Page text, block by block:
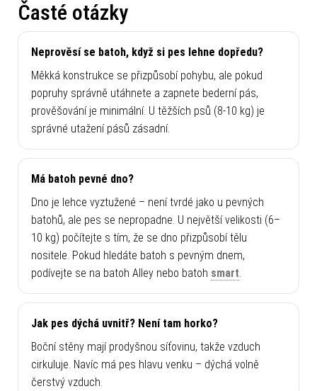
Časté otázky
Neprověsí se batoh, když si pes lehne dopředu?
Měkká konstrukce se přizpůsobí pohybu, ale pokud
popruhy správně utáhnete a zapnete bederní pás,
prověšování je minimální. U těžších psů (8-10 kg) je
správné utažení pásů zásadní.
Má batoh pevné dno?
Dno je lehce vyztužené – není tvrdé jako u pevných
batohů, ale pes se nepropadne. U největší velikosti (6–
10 kg) počítejte s tím, že se dno přizpůsobí tělu
nositele. Pokud hledáte batoh s pevným dnem,
podívejte se na batoh Alley nebo batoh smart.
Jak pes dýchá uvnitř? Není tam horko?
Boční stěny mají prodyšnou síťovinu, takže vzduch
cirkuluje. Navíc má pes hlavu venku – dýchá volně
čerstvý vzduch.